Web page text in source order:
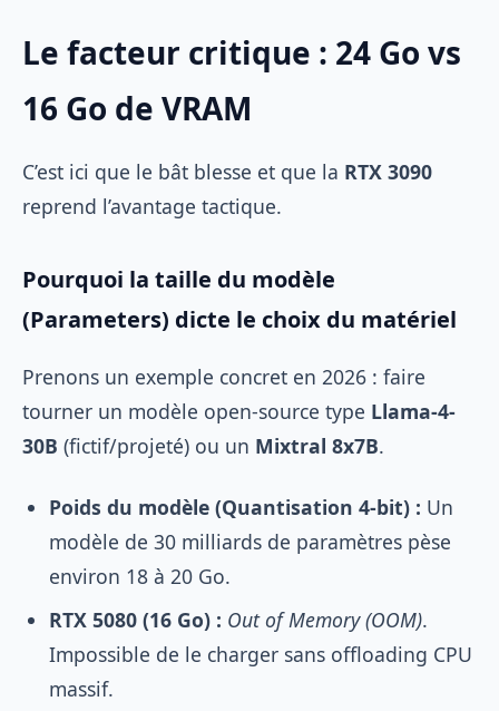
Le facteur critique : 24 Go vs
16 Go de VRAM
C’est ici que le bât blesse et que la RTX 3090
reprend l’avantage tactique.
Pourquoi la taille du modèle
(Parameters) dicte le choix du matériel
Prenons un exemple concret en 2026 : faire
tourner un modèle open-source type Llama-4-
30B (fictif/projeté) ou un Mixtral 8x7B.
Poids du modèle (Quantisation 4-bit) : Un
modèle de 30 milliards de paramètres pèse
environ 18 à 20 Go.
RTX 5080 (16 Go) : Out of Memory (OOM).
Impossible de le charger sans offloading CPU
massif.